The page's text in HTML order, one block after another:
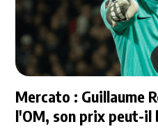
Mercato : Guillaume
l'OM, son prix peut-il